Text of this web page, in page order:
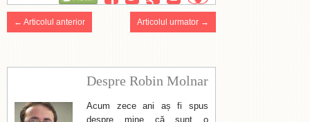
← Articolul anterior Articolul urmator →
Despre Robin Molnar
Acum zece ani aș fi spus
despre mine că sunt o